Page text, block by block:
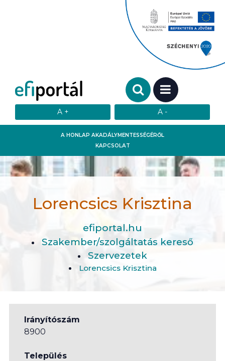
A HONLAP AKADÁLYMENTESSÉGÉRŐL
KAPCSOLAT
Keresendő szó:
MENÜ
Lorencsics Krisztina
efiportal.hu
Szakember/szolgáltatás kereső
Szervezetek
Lorencsics Krisztina
Irányítószám
8900
Település